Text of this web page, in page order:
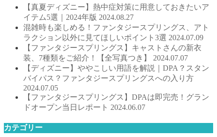
【真夏ディズニー】熱中症対策に用意しておきたいア
イテム5選｜2024年版 2024.08.27
混雑時も楽しめる！ファンタジースプリングス、アト
ラクション以外に見てほしいポイント3選 2024.07.09
【ファンタジースプリングス】キャストさんの新衣
装、7種類をご紹介！【全写真つき】 2024.07.07
【ディズニー】ややこしい用語を解説｜DPA？スタン
バイパス？ファンタジースプリングスへの入り方
2024.07.05
【ファンタジースプリングス】DPAは即完売！グラン
ドオープン当日レポート 2024.06.07
カテゴリー